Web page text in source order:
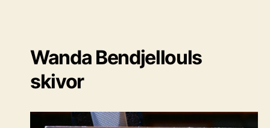
Wanda Bendjellouls
skivor